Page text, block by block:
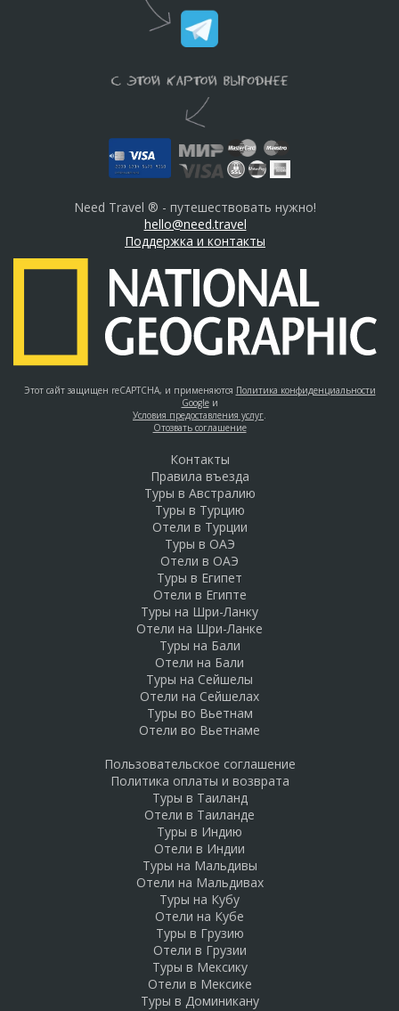
Need Travel ® - путешествовать нужно!
hello@need.travel
Поддержка и контакты
Этот сайт защищен reCAPTCHA, и применяются Политика конфиденциальности
Googleи
Условия предоставления услуг.
Отозвать соглашение
Контакты
Правила въезда
Туры в Австралию
Туры в Турцию
Отели в Турции
Туры в ОАЭ
Отели в ОАЭ
Туры в Египет
Отели в Египте
Туры на Шри-Ланку
Отели на Шри-Ланке
Туры на Бали
Отели на Бали
Туры на Сейшелы
Отели на Сейшелах
Туры во Вьетнам
Отели во Вьетнаме
Пользовательское соглашение
Политика оплаты и возврата
Туры в Таиланд
Отели в Таиланде
Туры в Индию
Отели в Индии
Туры на Мальдивы
Отели на Мальдивах
Туры на Кубу
Отели на Кубе
Туры в Грузию
Отели в Грузии
Туры в Мексику
Отели в Мексике
Туры в Доминикану